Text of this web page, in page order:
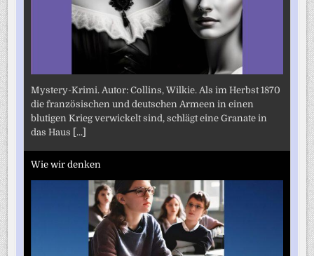
Mystery-Krimi. Autor: Collins, Wilkie. Als im Herbst 1870
die französischen und deutschen Armeen in einen
blutigen Krieg verwickelt sind, schlägt eine Granate in
das Haus [...]
Wie wir denken